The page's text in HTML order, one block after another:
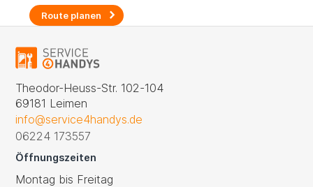
Route planen
Theodor-Heuss-Str. 102-104
69181 Leimen
info@service4handys.de
06224 173557
Öffnungszeiten
Montag bis Freitag